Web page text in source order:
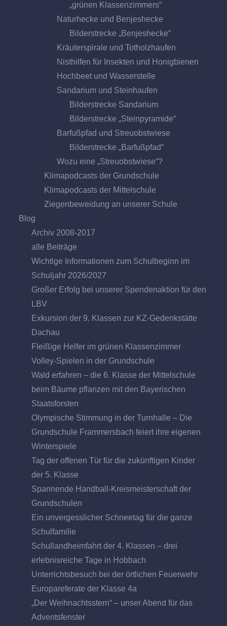
„grünen Klassenzimmers“
Naturhecke und Benjeshecke
Bilderstrecke „Benjeshecke“
Kräuterspirale und Totholzhaufen
Nisthilfen für Insekten und Honigbienen
Hochbeet und Wasserstelle
Sandarium und Steinhaufen
Bilderstrecke Sandarium
Bilderstrecke „Steinpyramide“
Barfußpfad und Streuobstwiese
Bilderstrecke „Barfußpfad“
Wozu eine „Streuobstwiese“?
Klimapodcasts der Grundschule
Klimapodcasts der Mittelschule
Ziegenbeweidung an unserer Schule
Blog
Archiv 2008-2017
alle Beiträge
Wichtige Informationen zum Schulbeginn im
Schuljahr 2026/2027
Großer Erfolg bei unserer Spendenaktion für den
LBV
Exkursion der 9. Klassen zur KZ-Gedenkstätte
Dachau
Fleißige Helfer im grünen Klassenzimmer
Volley-Spielen in der Grundschule
Wald erfahren – die 6. Klasse der Mittelschule
beim Bäume pflanzen mit den Bayerischen
Staatsforsten
Olympische Stimmung in der Turnhalle – Die
Grundschule Frammersbach feiert ihre eigenen
Winterspiele
Tag der offenen Tür für die zukünftigen Kinder
der 5. Klasse
Spannende Handball-Kreismeisterschaft der
Grundschulen
Ein unvergesslicher Schneetag für die ganze
Schulfamilie
Schullandheimfahrt der 4. Klassen – drei
erlebnisreiche Tage in Hobbach
Unterrichtsbesuch bei der örtlichen Feuerwehr
Europareferate der Klasse 4a
„Der Weihnachtsstern“ – unser Abend für das
Adventsfenster